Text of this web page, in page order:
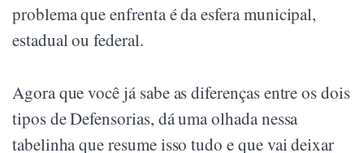
problema que enfrenta é da esfera municipal,
estadual ou federal.
Agora que você já sabe as diferenças entre os dois
tipos de Defensorias, dá uma olhada nessa
tabelinha que resume isso tudo e que vai deixar